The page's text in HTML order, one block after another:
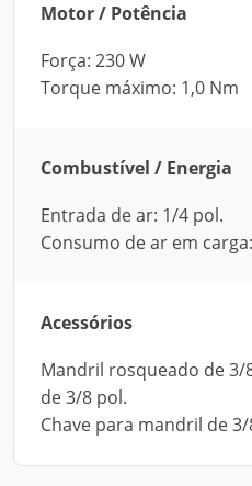
Motor / Potência
Força: 230 W
Torque máximo: 1,0 Nm
Combustível / Energia
Entrada de ar: 1/4 pol.
Consumo de ar em
Acessórios
Mandril rosqueado de 3/
de 3/8 pol.
Chave para mandril de